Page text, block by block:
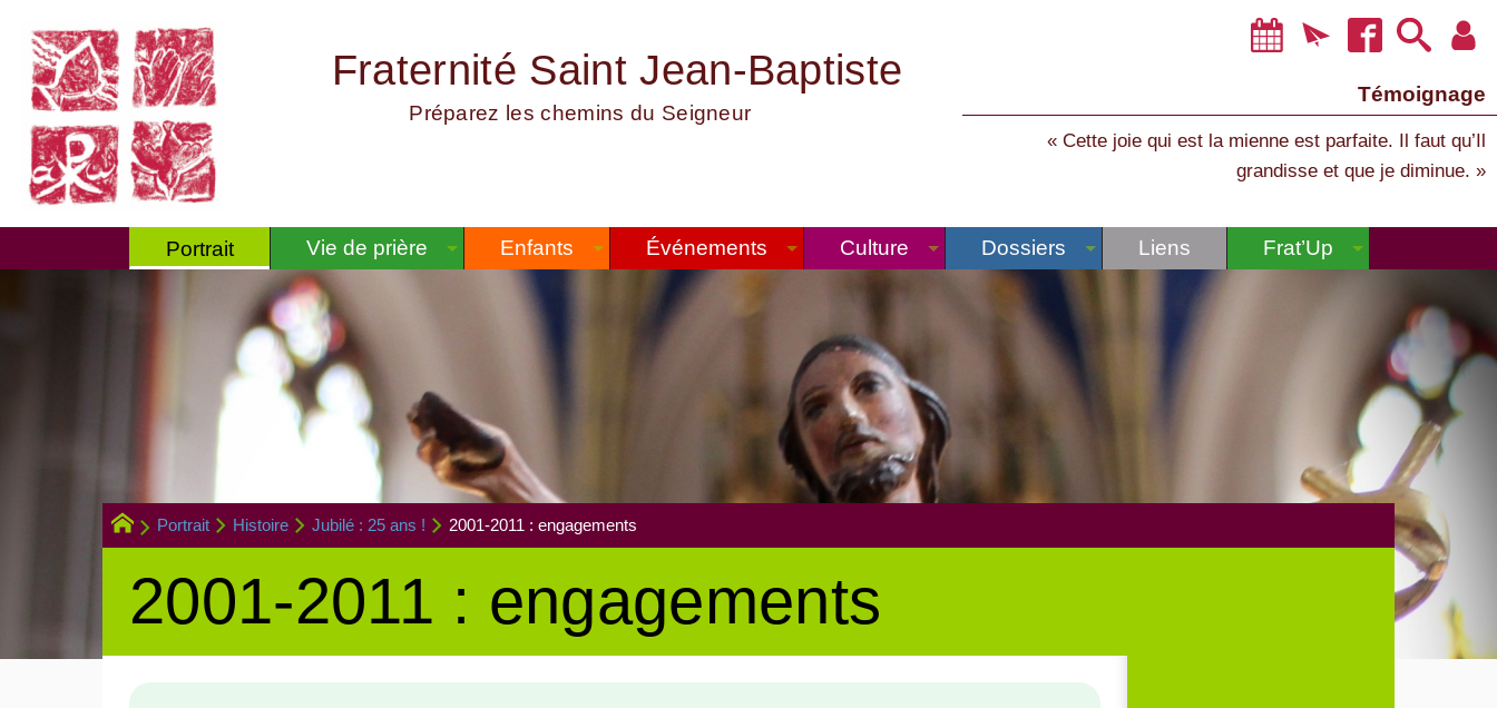
Fraternité Saint Jean-Baptiste
Préparez les chemins du Seigneur
Témoignage
« Cette joie qui est la mienne est parfaite. Il faut qu’Il
grandisse et que je diminue. »
Portrait Vie de prière Enfants Événements Culture Dossiers Liens Frat’Up
Portrait Histoire Jubilé : 25 ans ! 2001-2011 : engagements
2001-2011 : engagements